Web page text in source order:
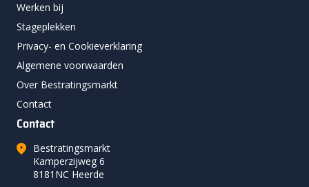
Werken bij
Stageplekken
Privacy- en Cookieverklaring
Algemene voorwaarden
Over Bestratingsmarkt
Contact
Contact
Bestratingsmarkt
Kamperzijweg 6
8181NC Heerde